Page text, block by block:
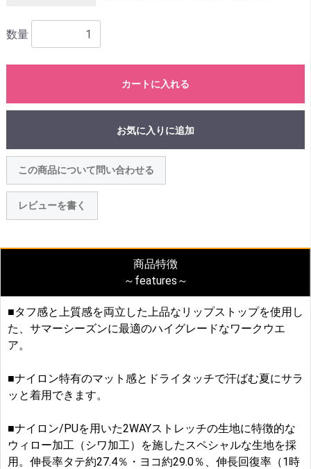
数量
カートに入れる
お気に入りに追加
この商品について問い合わせる
レビューを書く
商品特徴
～features～
■タフ感と上質感を両立した上品なリップストップを使用し
た、サマーシーズンに最適のハイグレードなワークウエ
ア。
■ナイロン特有のマット感とドライタッチで汗ばむ夏にサラ
ッと着用できます。
■ナイロン/PUを用いた2WAYストレッチの生地に特徴的な
ウィロー加工（シワ加工）を施したスペシャルな生地を採
用。伸長率タテ約27.4％・ヨコ約29.0％、伸長回復率（1時